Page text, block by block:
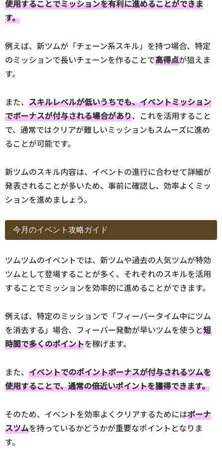
使用することでミッションを有利に進めることができま
す。
例えば、新ツムが「チェーン系スキル」を持つ場合、特定
のミッションで長いチェーンを作ることで高得点が狙えま
す。
また、 スキルレベルが低いうちでも、イベントミッション
でボーナスが付与される場合があり、これを活用すること
で、通常ではクリアが難しいミッションもスムーズに進め
ることが可能です。
新ツムのスキル内容は、イベントの進行に合わせて詳細が
発表されることが多いため、事前に確認し、効率よくミッ
ションを進めましょう。
今月のイベント攻略ガイド
ツムツムのイベントでは、新ツムや過去の人気ツムが特効
ツムとして登場することが多く、それぞれのスキルを活用
することでミッションを効率的に進めることができます。
例えば、特定のミッションで「フィーバータイム中にツム
を消去する」場合、フィーバー発動が早いツムを使うと短
時間で多くのポイントを稼げます。
また、 イベントでのポイントボーナスが付与されるツムを
使用することで、通常の倍近いポイントを獲得できます。
そのため、イベントを効率よくクリアするためにはボーナ
スツムを持っているかどうかが重要なポイントとなりま
す。